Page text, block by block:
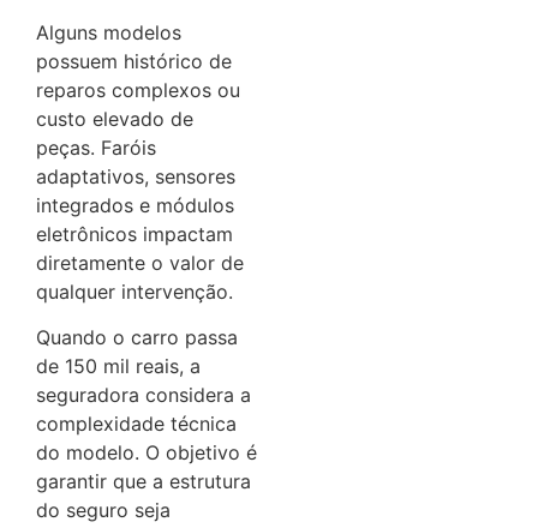
Alguns modelos
possuem histórico de
reparos complexos ou
custo elevado de
peças. Faróis
adaptativos, sensores
integrados e módulos
eletrônicos impactam
diretamente o valor de
qualquer intervenção.
Quando o carro passa
de 150 mil reais, a
seguradora considera a
complexidade técnica
do modelo. O objetivo é
garantir que a estrutura
do seguro seja